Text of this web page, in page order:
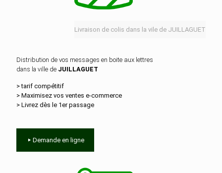
Livraison de colis dans la vile de JUILLAGUET
Distribution de vos messages en boite aux lettres
dans la ville de JUILLAGUET
> tarif compétitif
> Maximisez vos ventes e‑commerce
> Livrez dès le 1er passage
Demande en ligne